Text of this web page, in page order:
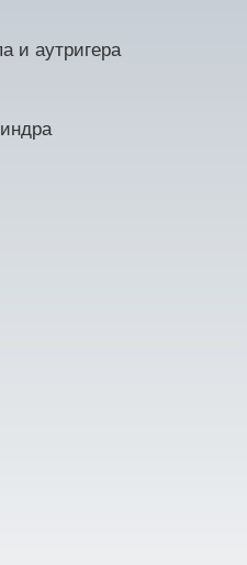
и аутригера